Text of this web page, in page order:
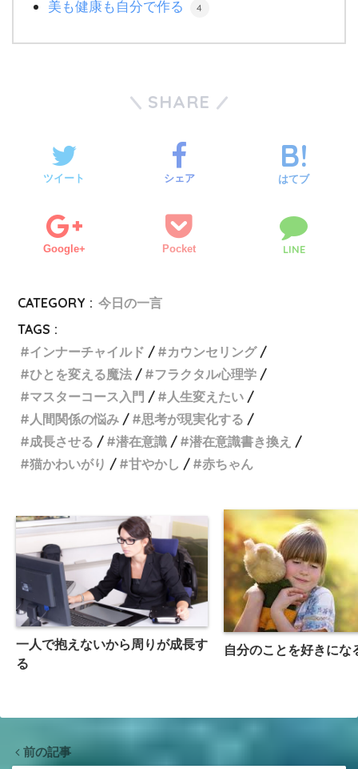
美も健康も自分で作る 4
SHARE
ツイート シェア はてブ
Google+ Pocket LINE
CATEGORY : 今日の一言
TAGS :
インナーチャイルド
カウンセリング
ひとを変える魔法
フラクタル心理学
マスターコース入門
人生変えたい
人間関係の悩み
思考が現実化する
成長させる
潜在意識
潜在意識書き換え
猫かわいがり
甘やかし 赤ちゃん
一人で抱えないから周りが成長す
る
自分のことを好きにな
前の記事